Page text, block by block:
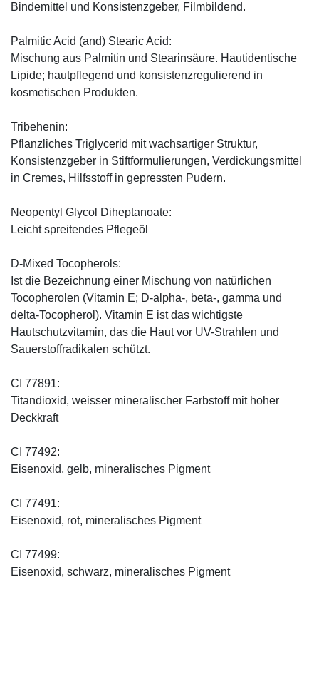
Bindemittel und Konsistenzgeber, Filmbildend.
Palmitic Acid (and) Stearic Acid:
Mischung aus Palmitin und Stearinsäure. Hautidentische
Lipide; hautpflegend und konsistenzregulierend in
kosmetischen Produkten.
Tribehenin:
Pflanzliches Triglycerid mit wachsartiger Struktur,
Konsistenzgeber in Stiftformulierungen, Verdickungsmittel
in Cremes, Hilfsstoff in gepressten Pudern.
Neopentyl Glycol Diheptanoate:
Leicht spreitendes Pflegeöl
D-Mixed Tocopherols:
Ist die Bezeichnung einer Mischung von natürlichen
Tocopherolen (Vitamin E; D-alpha-, beta-, gamma und
delta-Tocopherol). Vitamin E ist das wichtigste
Hautschutzvitamin, das die Haut vor UV-Strahlen und
Sauerstoffradikalen schützt.
CI 77891:
Titandioxid, weisser mineralischer Farbstoff mit hoher
Deckkraft
CI 77492:
Eisenoxid, gelb, mineralisches Pigment
CI 77491:
Eisenoxid, rot, mineralisches Pigment
CI 77499:
Eisenoxid, schwarz, mineralisches Pigment